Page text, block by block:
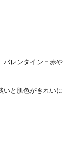
バレンタイン＝赤や
いと肌色がきれいに